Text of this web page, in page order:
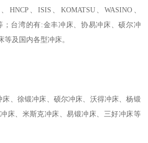
HNCP、ISIS、KOMATSU、WASINO、
；台湾的有:金丰冲床、协易冲床、硕尔冲
及国内各型冲床。
、徐锻冲床、硕尔冲床、沃得冲床、杨锻
床、米斯克冲床、易锻冲床、三好冲床等